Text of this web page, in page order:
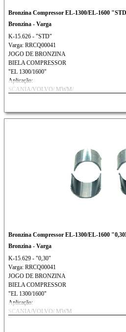
Bronzina Compressor EL-1300/EL-1600
Bronzina - Varga
K-15.626 - "STD"
Varga: RRCQ00041
JOGO DE BRONZINA
BIELA COMPRESSOR
"EL 1300/1600"
Aplicação:
SCANIA/VOLVO/ MWM/
Bronzina Compressor EL-1300/EL-1600
Bronzina - Varga
K-15.629 - "0,30"
Varga: RRCQ00041
JOGO DE BRONZINA
BIELA COMPRESSOR
"EL 1300/1600"
Aplicação:
SCANIA/VOLVO/ MWM